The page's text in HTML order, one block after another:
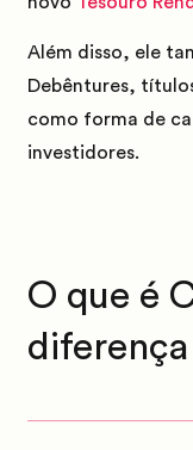
Além disso, ele
Debêntures,
como forma de
investidores.
O que é